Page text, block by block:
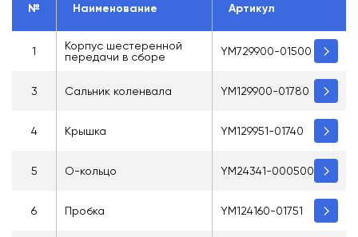
№ Наименование Артикул
1
Корпус шестеренной
передачи в сборе
YM729900-01500
3 Сальник коленвала YM129900-01780
4 Крышка YM129951-01740
5 О-кольцо YM24341-000500
6 Пробка YM124160-01751